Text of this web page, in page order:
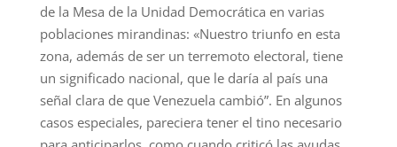
de la Mesa de la Unidad Democrática en varias
poblaciones mirandinas: «Nuestro triunfo en esta
zona, además de ser un terremoto electoral, tiene
un significado nacional, que le daría al país una
señal clara de que Venezuela cambió”. En algunos
casos especiales, pareciera tener el tino necesario